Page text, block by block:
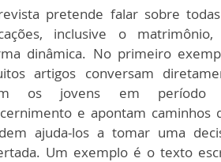
pretende falar sobre
inclusive o matrimônio,
dinâmica. No primeiro
artigos conversam
os jovens em período
e apontam caminhos
ajuda-los a tomar uma
Um exemplo é o texto